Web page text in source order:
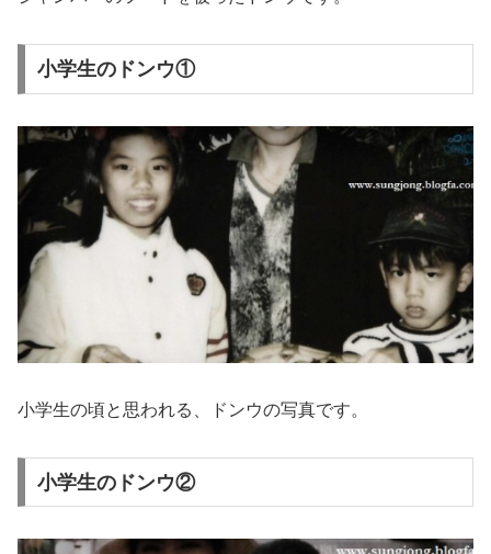
小学生のドンウ①
小学生の頃と思われる、ドンウの写真です。
小学生のドンウ②